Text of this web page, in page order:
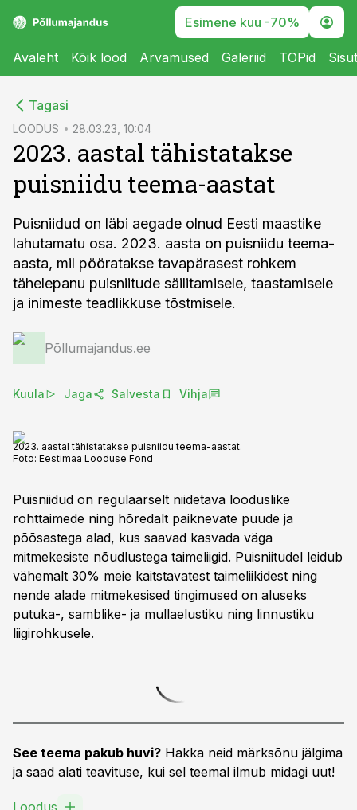
Esimene kuu -70%
Avaleht Kõik lood Arvamused Galeriid TOPid
Tagasi
LOODUS 28.03.23, 10:04
2023. aastal tähistatakse
puisniidu teema-aastat
Puisniidud on läbi aegade olnud Eesti maastike
lahutamatu osa. 2023. aasta on puisniidu teema-
aasta, mil pööratakse tavapärasest rohkem
tähelepanu puisniitude säilitamisele, taastamisele
ja inimeste teadlikkuse tõstmisele.
Põllumajandus.ee
Kuula Jaga Salvesta Vihja
2023. aastal tähistatakse puisniidu teema-aastat.
Foto: Eestimaa Looduse Fond
Puisniidud on regulaarselt niidetava looduslike
rohttaimede ning hõredalt paiknevate puude ja
põõsastega alad, kus saavad kasvada väga
mitmekesiste nõudlustega taimeliigid. Puisniitudel leidub
vähemalt 30% meie kaitstavatest taimeliikidest ning
nende alade mitmekesised tingimused on aluseks
putuka-, samblike- ja mullaelustiku ning linnustiku
liigirohkusele.
See teema pakub huvi? Hakka neid märksõnu jälgima
ja saad alati teavituse, kui sel teemal ilmub midagi uut!
Loodus